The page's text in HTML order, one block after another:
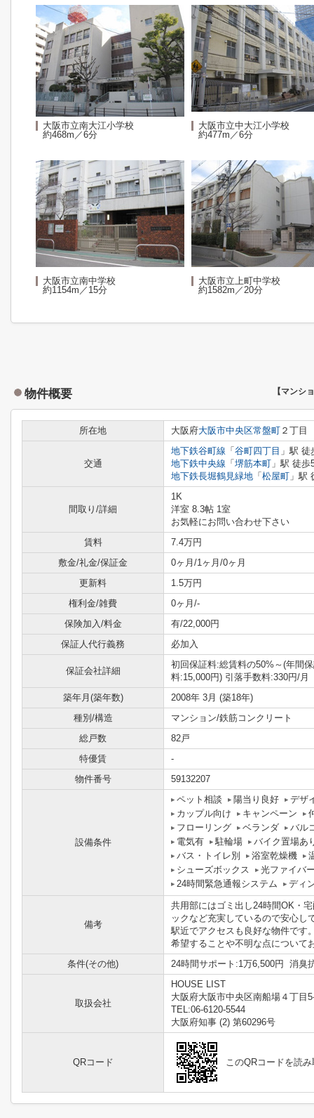
大阪市立南大江小学校
約468m／6分
大阪市立中大江小学校
約477m／6分
大阪市立南中学校
約1154m／15分
大阪市立上町中学校
約1582m／20分
物件概要 【マンシ
所在地 大阪府大阪市中央区常盤町 ２丁目
交通
地下鉄谷町線 「 谷町四丁目 」駅 徒
地下鉄中央線 「 堺筋本町 」駅 徒歩
地下鉄長堀鶴見緑地 「 松屋町 」駅
間取り/詳細
1K
洋室 8.3帖 1室
お気軽にお問い合わせ下さい
賃料
7.4万円
敷金/礼金/保証金
0ヶ月/1ヶ月/0ヶ月
更新料
1.5万円
権利金/雑費
0ヶ月/-
保険加入/料金
有/22,000円
保証人代行義務
必加入
保証会社詳細
初回保証料:総賃料の50%～(年間
料:15,000円) 引落手数料:330円/月
築年月(築年数)
2008年 3月 (築18年)
種別/構造
マンション/鉄筋コンクリート
総戸数
82戸
特優賃
-
物件番号
59132207
設備条件
ペット相談 陽当り良好
デザ
カップル向け
キャンペーン
フローリング
ベランダ
バル
電気有
駐輪場
バイク置場あ
バス・トイレ別
浴室乾燥機
シューズボックス
光ファイバ
24時間緊急通報システム
ディ
備考
共用部にはゴミ出し24時間OK・
ックなど充実しているので安心し
駅近でアクセスも良好な物件です
希望することや不明な点について
条件(その他)
24時間サポート:1万6,500円 消臭
取扱会社
HOUSE LIST
大阪府大阪市中央区南船場４丁目
TEL:06-6120-5544
大阪府知事 (2) 第60296号
QRコード このQRコードを読